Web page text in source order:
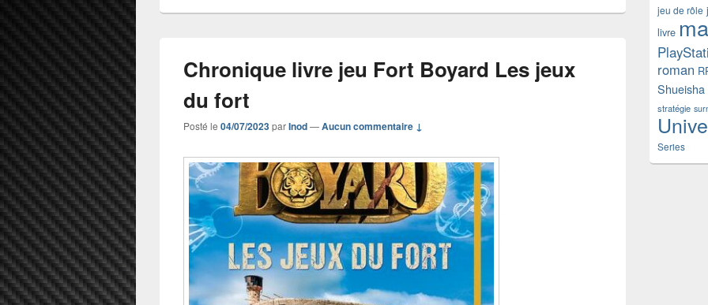
Chronique livre jeu Fort Boyard Les jeux
du fort
Posté le 04/07/2023parInod—Aucun commentaire ↓
jeu de rôle
livre
roman
Shueisha
stratégie
Series